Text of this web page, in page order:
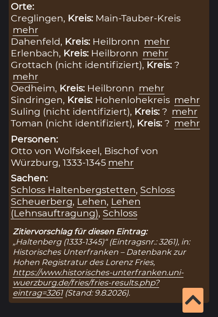
Orte:
Creglingen, Kreis: Main-Tauber-Kreis
mehr
Dahenfeld, Kreis: Heilbronn mehr
Erlenbach, Kreis: Heilbronn mehr
Grottach (nicht identifiziert), Kreis:?
mehr
Oedheim, Kreis: Heilbronn mehr
Sindringen, Kreis: Hohenlohekreis mehr
Suling (nicht identifiziert), Kreis:? mehr
Toman (nicht identifiziert), Kreis:? mehr
Personen:
Otto von Wolfskeel, Bischof von
Würzburg, 1333-1345 mehr
Sachen:
Schloss Haltenbergstetten, Schloss
Scheuerberg, Lehen, Lehen
(Lehnsauftragung), Schloss
Zitiervorschlag für diesen Eintrag:
„Haltenberg (1333-1345)“ (Eintragsnr.: 3261), in:
Historisches Unterfranken – Datenbank zur
Hohen Registratur des Lorenz Fries,
https://www.historisches-unterfranken.uni-
wuerzburg.de/fries/fries-results.php?
eintrag=3261(Stand: 9.8.2026).